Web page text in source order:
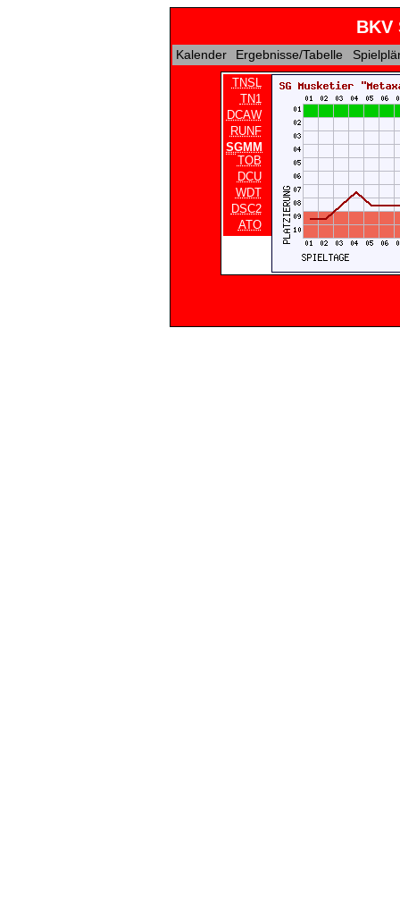
BKV
Kalender Ergebnisse/Tabelle
TNSL
TN1
DCAW
RUNF
SGMM
TOB
DCU
WDT
DSC2
ATO